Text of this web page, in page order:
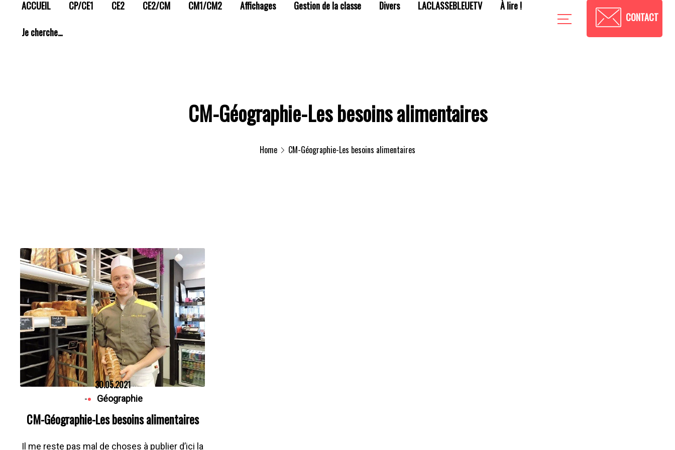
ACCUEIL CP/CE1 CE2 CE2/CM CM1/CM2 Affichages Gestion de la classe Divers LACLASSEBLEUETV À lire !
Je cherche…
CONTACT
CM-Géographie-Les besoins alimentaires
Home CM-Géographie-Les besoins alimentaires
30.05.2021
- Géographie
CM-Géographie-Les besoins alimentaires
Il me reste pas mal de choses à publier d’ici la